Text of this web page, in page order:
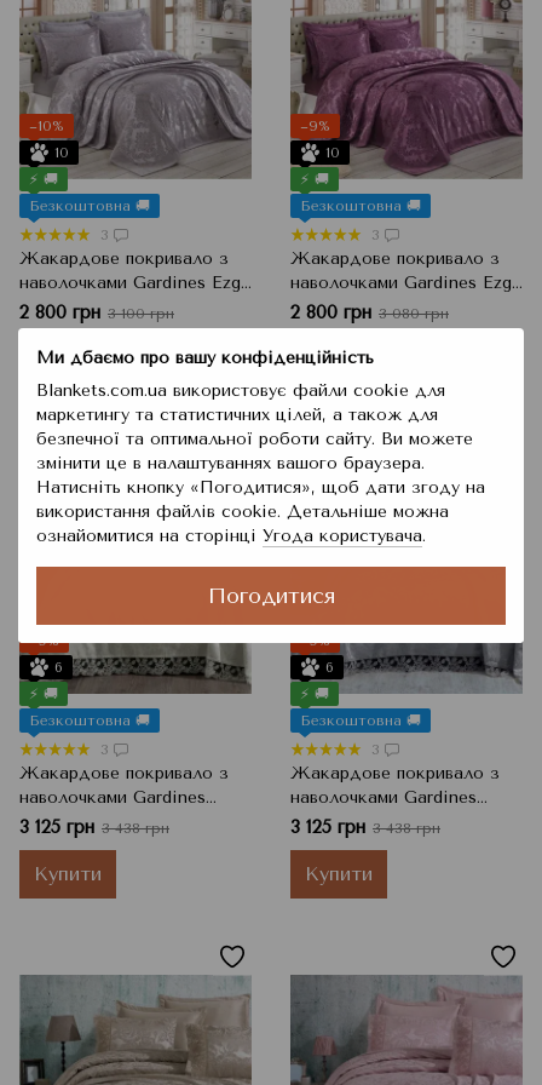
Ми дбаємо про вашу конфіденційність
Blankets.com.ua використовує файли cookie для
маркетингу та статистичних цілей, а також для
безпечної та оптимальної роботи сайту. Ви можете
змінити це в налаштуваннях вашого браузера.
Натисніть кнопку «Погодитися», щоб дати згоду на
використання файлів cookie. Детальніше можна
ознайомитися на сторінці Угода користувача.
Погодитися
−10%
10
⚡ 🚚
Безкоштовна 🚚
3
Жакардове покривало з
наволочками Gardines Ezgi,
Gri Сірий, 240x260 см,
Євро
2 800 грн 3 100 грн
Купити
−9%
10
⚡ 🚚
Безкоштовна 🚚
3
Жакардове покривало з
наволочками Gardines Ezgi,
Murdum Фіолетовий,
240x260 см, Євро
2 800 грн 3 080 грн
Купити
−9%
6
⚡ 🚚
Безкоштовна 🚚
3
Жакардове покривало з
наволочками Gardines
Helen, Кремовий, 240x260
см, Євро
3 125 грн 3 438 грн
Купити
−9%
6
⚡ 🚚
Безкоштовна 🚚
3
Жакардове покривало з
наволочками Gardines
Helen, Сірий, 240x260 см,
Євро
3 125 грн 3 438 грн
Купити